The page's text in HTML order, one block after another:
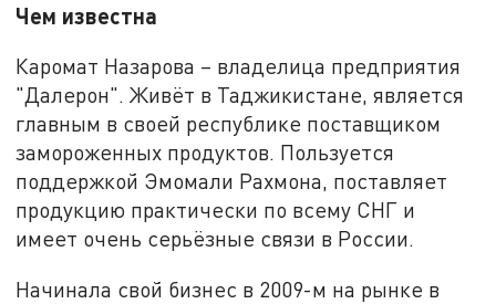
Чем известна
Каромат Назарова – владелица предприятия
"Далерон". Живёт в Таджикистане, является
главным в своей республике поставщиком
замороженных продуктов. Пользуется
поддержкой Эмомали Рахмона, поставляет
продукцию практически по всему СНГ и
имеет очень серьёзные связи в России.
Начинала свой бизнес в 2009-м на рынке в